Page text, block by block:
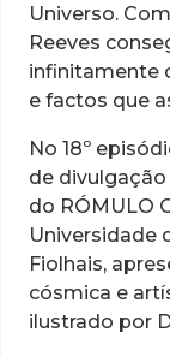
Universo.
Reeves
infinitamente
e factos que
No 18º
de
do RÓMULO
Universidade
Fiolhais,
cósmica e
ilustrado por